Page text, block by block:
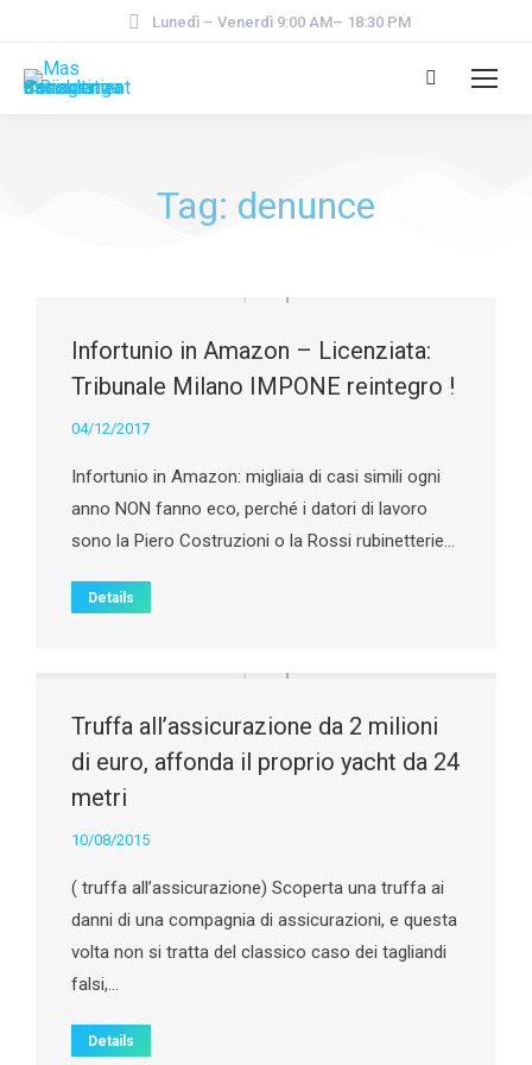
Lunedì – Venerdì 9:00 AM– 18:30 PM
Tag: denunce
Infortunio in Amazon – Licenziata:
Tribunale Milano IMPONE reintegro !
04/12/2017
Infortunio in Amazon: migliaia di casi simili ogni
anno NON fanno eco, perché i datori di lavoro
sono la Piero Costruzioni o la Rossi rubinetterie…
Details
Truffa all’assicurazione da 2 milioni
di euro, affonda il proprio yacht da 24
metri
10/08/2015
( truffa all’assicurazione) Scoperta una truffa ai
danni di una compagnia di assicurazioni, e questa
volta non si tratta del classico caso dei tagliandi
falsi,…
Details